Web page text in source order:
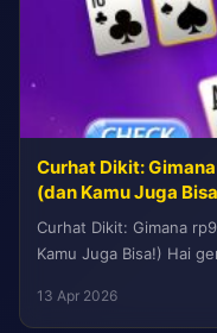
Curhat Dikit:
(dan Kamu Juga
Curhat Dikit: Gimana
Kamu Juga Bisa!) Hai
13 Apr 2026